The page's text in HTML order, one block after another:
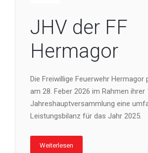
JHV der FF
Hermagor
Die Freiwillige Feuerwehr Hermagor
am 28. Feber 2026 im Rahmen ihrer
Jahreshauptversammlung eine
Leistungsbilanz für das Jahr 2025.
Weiterlesen